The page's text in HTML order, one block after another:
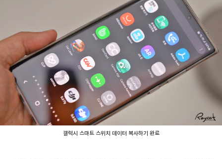
갤럭시 스마트 스위치 데이터 복사하기 완료